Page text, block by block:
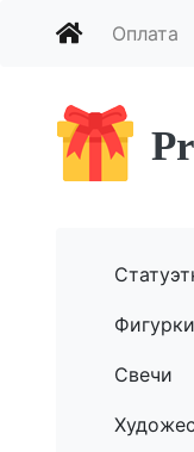
Оплата
Свечи